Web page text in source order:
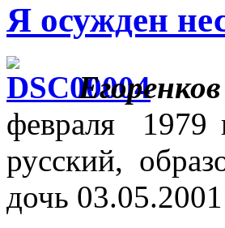
Я осужден
февраля 1979
русский,
дочь 03.05.2001